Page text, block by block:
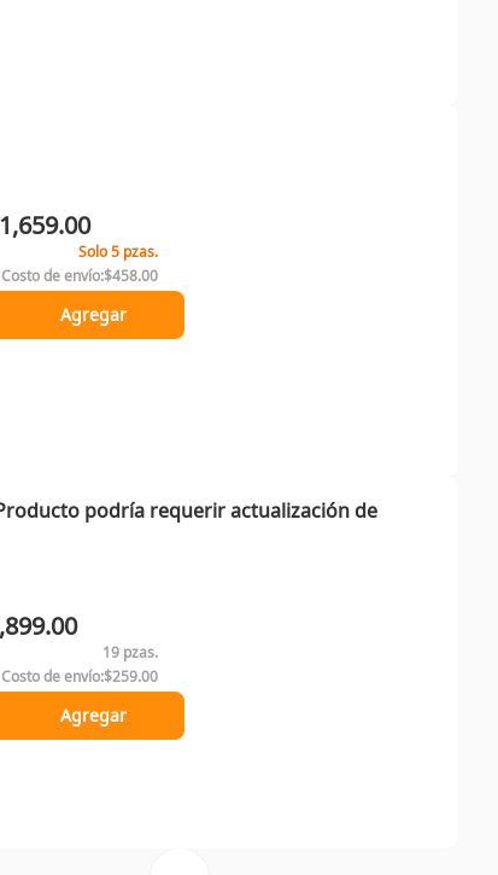
Costo de envío:$458.00
Solo 5 pzas.
Agregar
podría requerir actualización de
Costo de envío:$259.00
19 pzas.
Agregar